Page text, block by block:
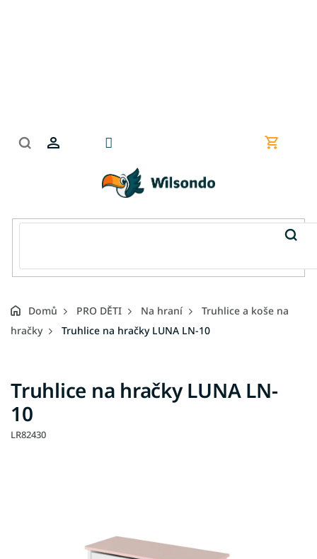
Nákupní
Domů PRO DĚTI Na hraní
Truhlice a koše na
hračky
Truhlice na hračky LUNA LN-10
Truhlice na hračky LUNA LN-
10
LR82430